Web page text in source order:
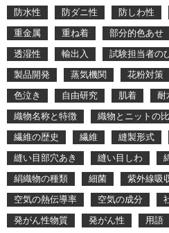
防水性
防ダニ性 防しわ性
重金属
重ね着 部分的色あせ
透湿性
輸出入 試験担当者の
製品開発
蒸気機関 花粉対策
色泣き
自由研究 肌着 耐
織物名称と特徴
織物とニットの
繊維の歴史
繊維 縫製形式
縫い目部穴あき
縫い目しわ
絹織物の種類
細菌 紫外線吸
空気の熱伝導率
空気の成分
発がん性物質
発がん性 用語